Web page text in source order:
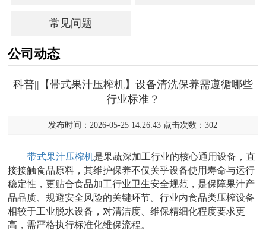
常见问题
公司动态
科普||【带式果汁压榨机】设备清洗保养需遵循哪些
行业标准？
发布时间：2026-05-25 14:26:43 点击次数：302
带式果汁压榨机是果蔬深加工行业的核心通用设备，直
接接触食品原料，其维护保养不仅关乎设备使用寿命与运行
稳定性，更贴合食品加工行业卫生安全规范，是保障果汁产
品品质、规避安全风险的关键环节。行业内食品类压榨设备
相较于工业脱水设备，对清洁度、维保精细化程度要求更
高，需严格执行标准化维保流程。